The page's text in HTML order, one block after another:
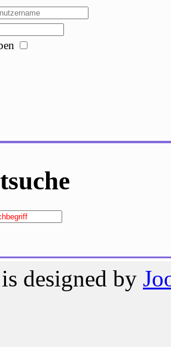
designed by